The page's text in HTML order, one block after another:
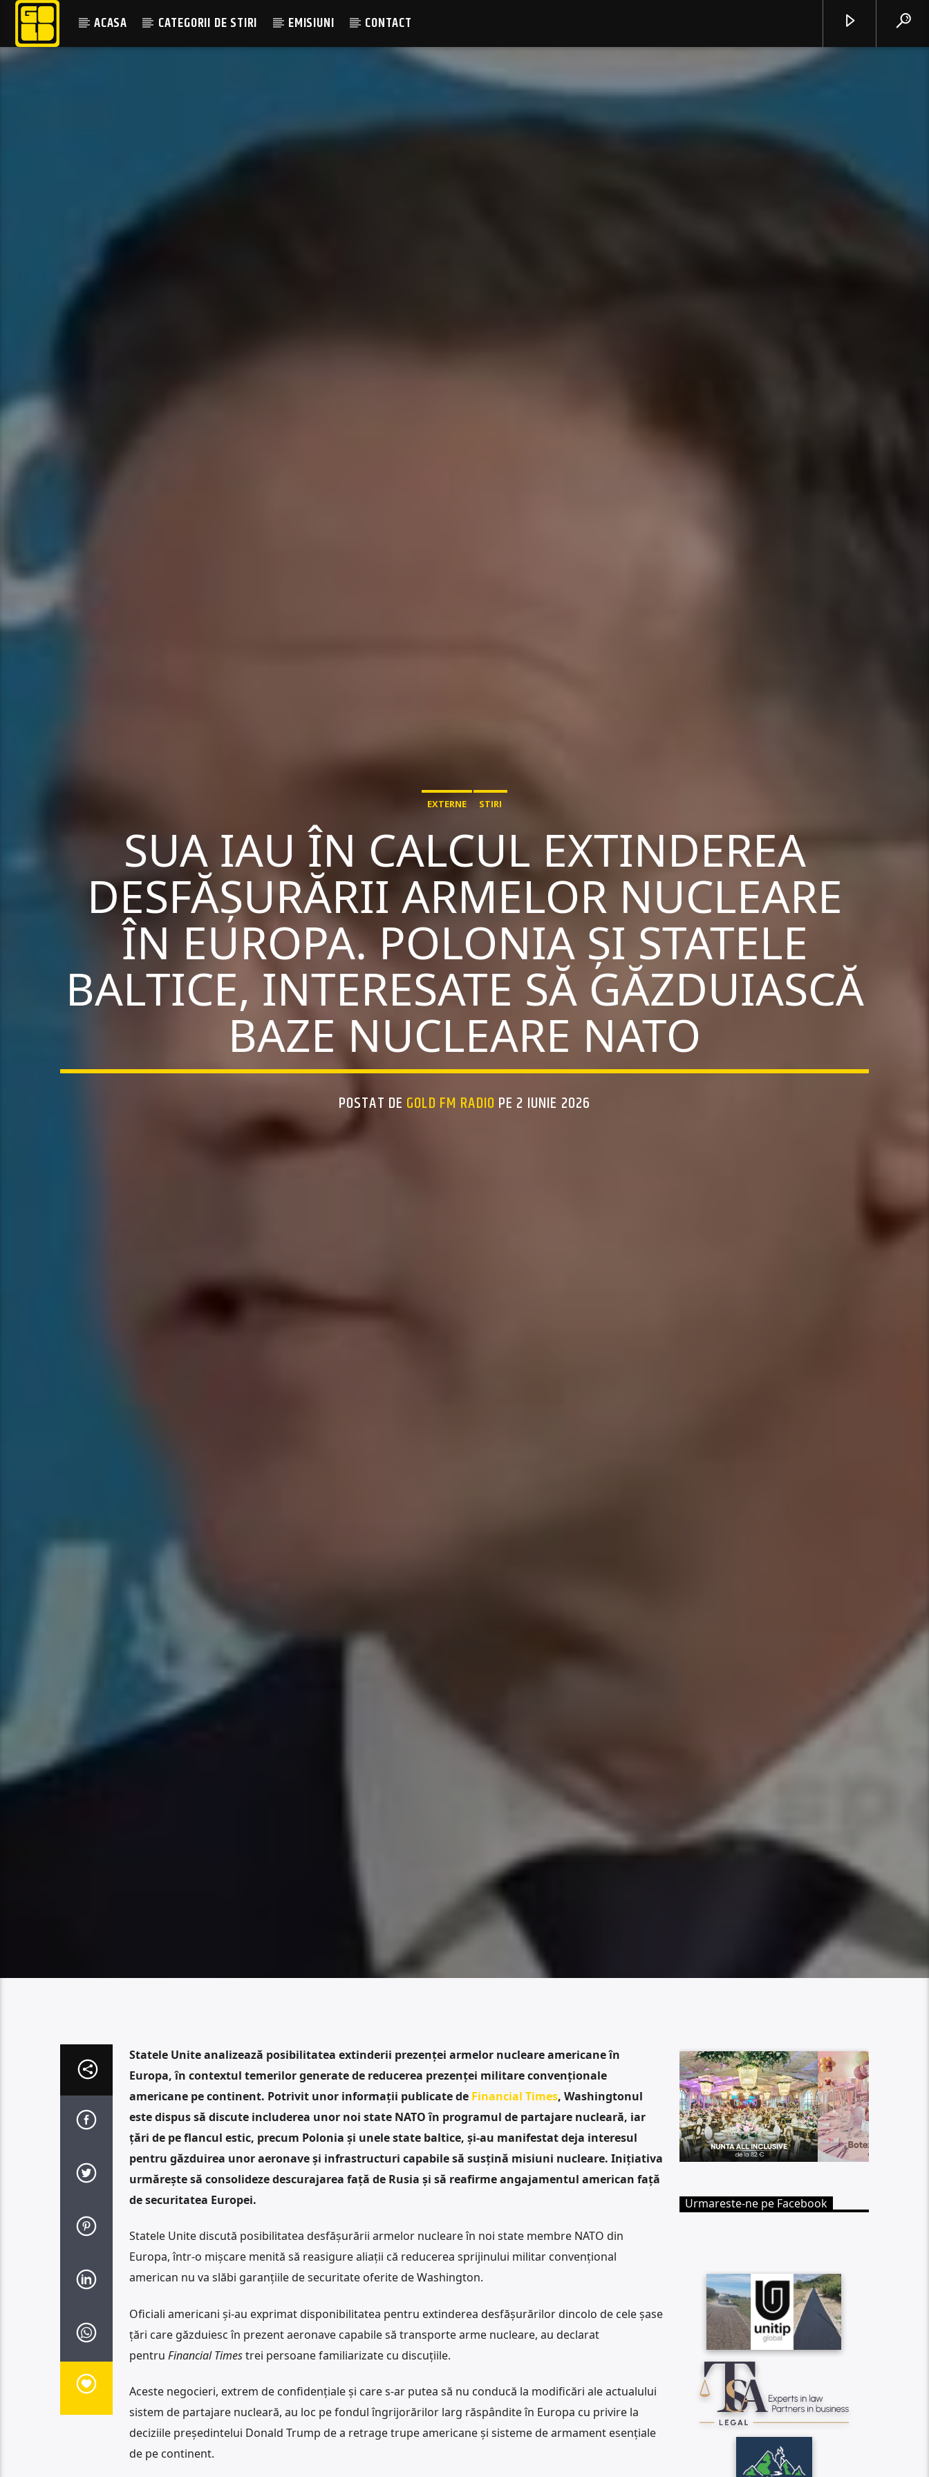
ACASA CATEGORII DE STIRI EMISIUNI CONTACT
EXTERNE STIRI
SUA IAU ÎN CALCUL EXTINDEREA
DESFĂȘURĂRII ARMELOR NUCLEARE
ÎN EUROPA. POLONIA ȘI STATELE
BALTICE, INTERESATE SĂ GĂZDUIASCĂ
BAZE NUCLEARE NATO
POSTAT DE GOLD FM RADIO PE 2 IUNIE 2026
Statele Unite analizează posibilitatea extinderii prezenței armelor nucleare americane în
Europa, în contextul temerilor generate de reducerea prezenței militare convenționale
americane pe continent. Potrivit unor informații publicate de Financial Times, Washingtonul
este dispus să discute includerea unor noi state NATO în programul de partajare nucleară, iar
țări de pe flancul estic, precum Polonia și unele state baltice, și-au manifestat deja interesul
pentru găzduirea unor aeronave și infrastructuri capabile să susțină misiuni nucleare. Inițiativa
urmărește să consolideze descurajarea față de Rusia și să reafirme angajamentul american față
de securitatea Europei.
Statele Unite discută posibilitatea desfășurării armelor nucleare în noi state membre NATO din
Europa, într-o mișcare menită să reasigure aliații că reducerea sprijinului militar convențional
american nu va slăbi garanțiile de securitate oferite de Washington.
Oficiali americani și-au exprimat disponibilitatea pentru extinderea desfășurărilor dincolo de cele șase
țări care găzduiesc în prezent aeronave capabile să transporte arme nucleare, au declarat
pentru Financial Timestrei persoane familiarizate cu discuțiile.
Aceste negocieri, extrem de confidențiale și care s-ar putea să nu conducă la modificări ale actualului
sistem de partajare nucleară, au loc pe fondul îngrijorărilor larg răspândite în Europa cu privire la
deciziile președintelui Donald Trump de a retrage trupe americane și sisteme de armament esențiale
de pe continent.
Urmareste-ne pe Facebook